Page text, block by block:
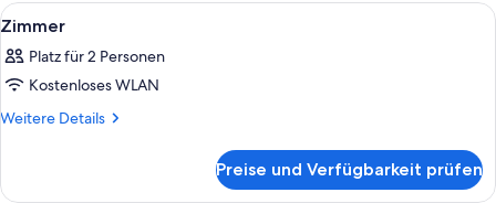
Alle
Fotos
für
Zimmer
anzeigen
Ein Hotelzimmer mit einem Bett,
4
Zimmer
Platz für 2 Personen
Kostenloses WLAN
Weitere Details
Weitere
Preise und Verfügbarkeit prüfen